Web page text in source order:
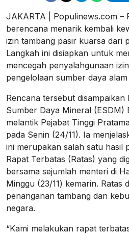
JAKARTA | Populinews.com –
berencana menarik kembali
izin tambang pasir kuarsa dari
Langkah ini disiapkan untuk
mencegah penyalahgunaan
pengelolaan sumber daya
Rencana tersebut disampaikan
Sumber Daya Mineral (ESDM)
melantik Pejabat Tinggi
pada Senin (24/11). Ia
ini merupakan salah satu hasil
Rapat Terbatas (Ratas) yang
bersama sejumlah menteri di
Minggu (23/11) kemarin. Ratas
penanganan tambang dan
negara.
“Kami melakukan rapat